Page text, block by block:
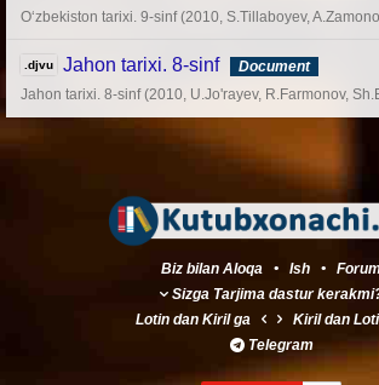
O‘zbekiston tarixi. 9-sinf (2010, S.Tillaboyev,
.djvu Jahon tarixi. 8-sinf Document
Jahon tarixi. 8-sinf (2010, U.Jo'rayev, R.Farmonov,
Biz bilan Aloqa • Ish •
Sizga Tarjima dastur
Lotindan Kirilga Kirildan
Telegram